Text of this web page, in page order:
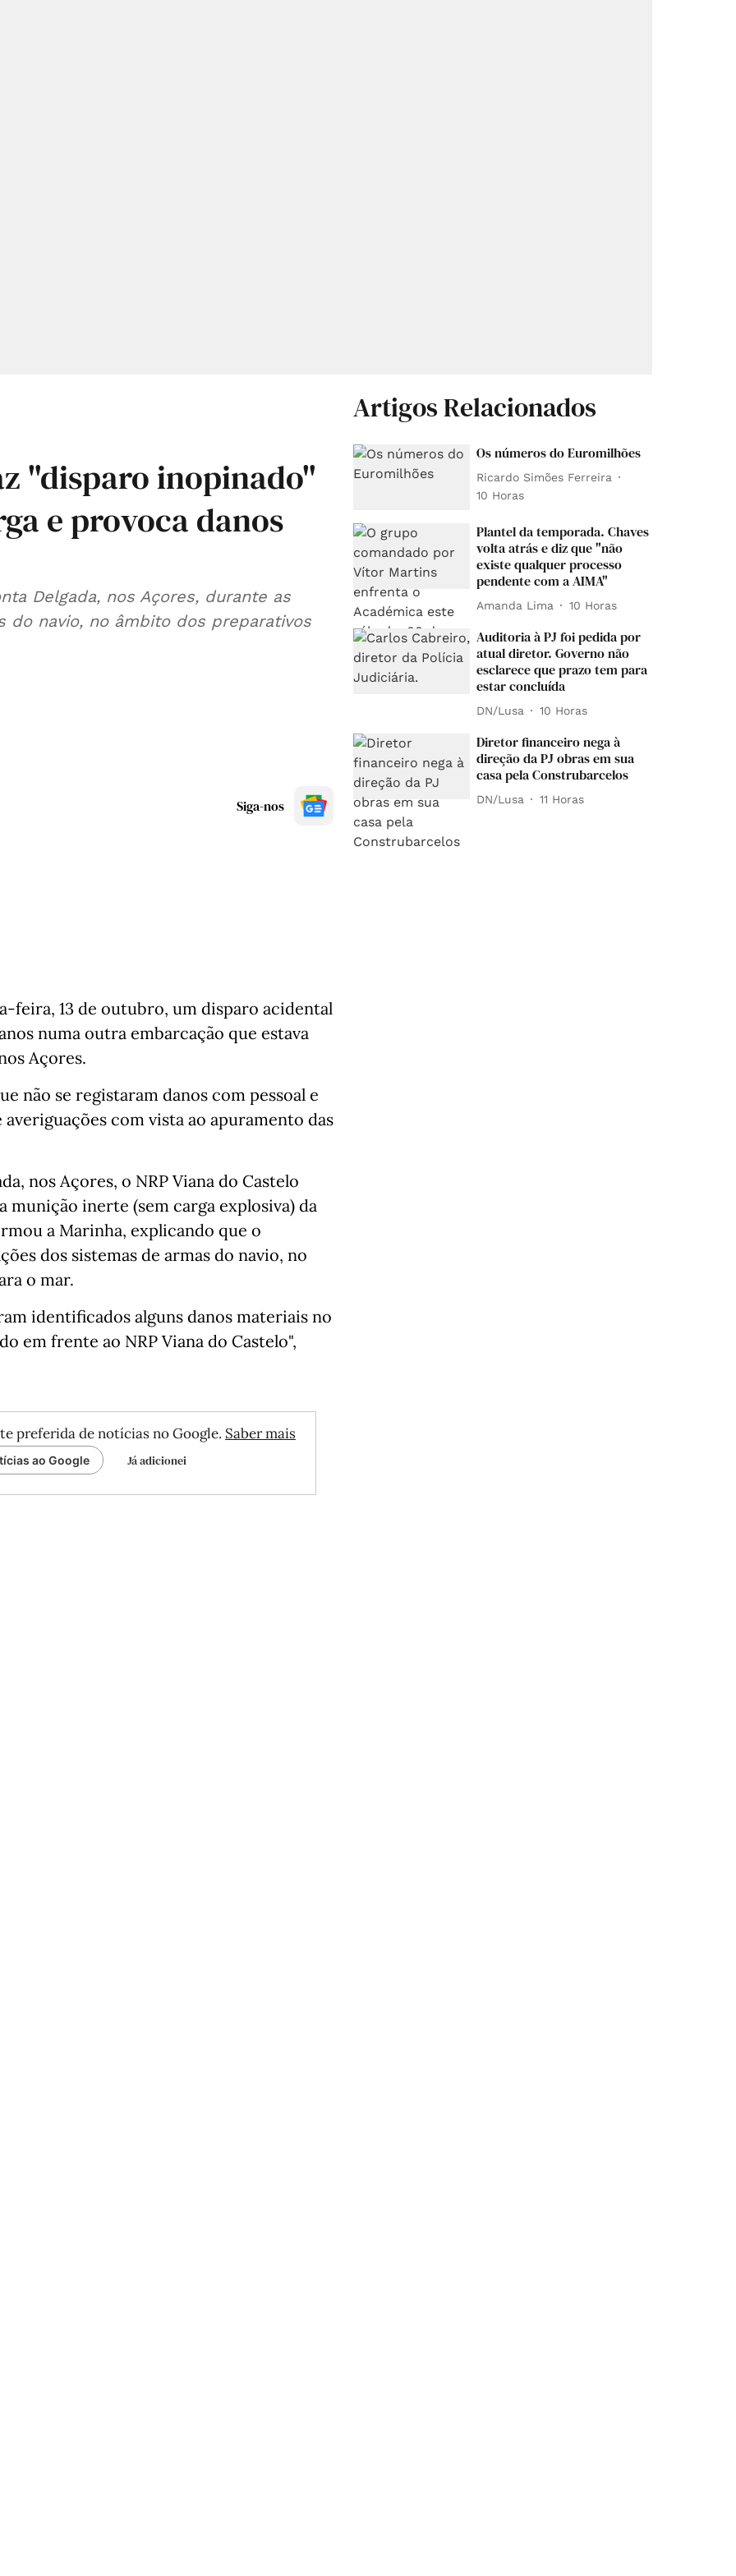
"disparo inopinado"
e provoca danos
Delgada, nos Açores, durante as
do navio, no âmbito dos preparativos
Siga-nos
feira, 13 de outubro, um disparo acidental
numa outra embarcação que estava
Açores.
não se registaram danos com pessoal e
com vista ao apuramento das
nos Açores, o NRP Viana do Castelo
inerte (sem carga explosiva) da
a Marinha, explicando que o
dos sistemas de armas do navio, no
o mar.
identificados alguns danos materiais no
em frente ao NRP Viana do Castelo",
preferida de notícias no Google. Saber mais
ao Google Já adicionei
Artigos Relacionados
Os números do Euromilhões
Ricardo Simões Ferreira
10 Horas
Plantel da temporada. Chaves
volta atrás e diz que "não
existe qualquer processo
pendente com a AIMA"
Amanda Lima 10 Horas
Auditoria à PJ foi pedida por
atual diretor. Governo não
esclarece que prazo tem para
estar concluída
DN/Lusa 10 Horas
Diretor financeiro nega à
direção da PJ obras em sua
casa pela Construbarcelos
DN/Lusa 11 Horas